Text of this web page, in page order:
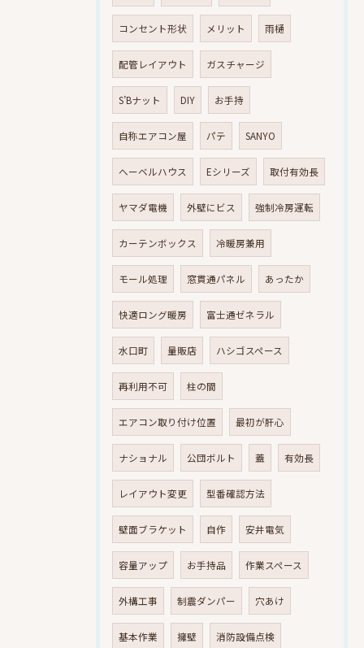
コンセント形状 メリット 雨樋
配管レイアウト ガスチャージ
S’Bナット DIY お手持
自称エアコン屋 パテ SANYO
へーベルハウス Eシリーズ 取付有効長
ヤマダ電機 外壁にビス 強制冷房運転
カーテンボックス 冷暖房兼用
モール処理 窓貫通パネル あったか
快適ロング暖房 富士通ゼネラル
水口町 量販店 ハシゴスペース
再利用不可 柱の間
エアコン取り付け位置 最初が肝心
ナショナル 公団ボルト 蓋 有効長
レイアウト変更 型番確認方法
壁面ブラケット 自作 安井電気
容量アップ お手持品 作業スペース
外構工事 制震ダンパー 穴あけ
基本作業 擁壁 消防設備点検